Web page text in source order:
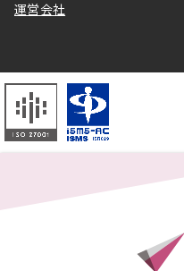
運営会社